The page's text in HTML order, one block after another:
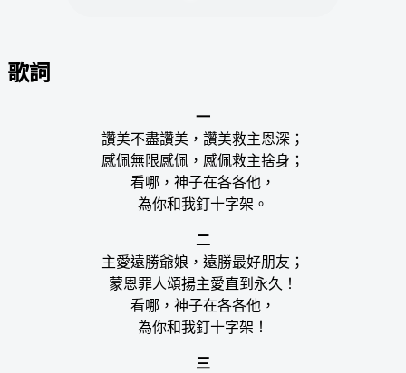
歌詞
一
讚美不盡讚美，讚美救主恩深；
感佩無限感佩，感佩救主捨身；
看哪，神子在各各他，
為你和我釘十字架。
二
主愛遠勝爺娘，遠勝最好朋友；
蒙恩罪人頌揚主愛直到永久！
看哪，神子在各各他，
為你和我釘十字架！
三